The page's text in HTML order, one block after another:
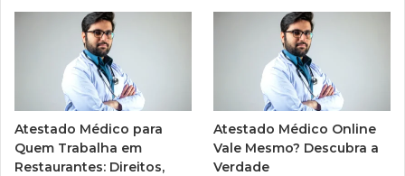
Atestado Médico para
Quem Trabalha em
Restaurantes: Direitos,
Atestado Médico Online
Vale Mesmo? Descubra a
Verdade